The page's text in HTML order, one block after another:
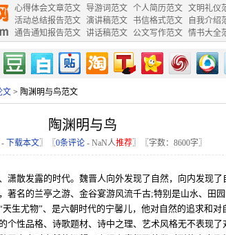
心得体会文章范文 导游词范文 个人简历范文 文明礼仪
活动总结报告范文 演讲稿范文 书信格式范文 自我介绍
通告通知报告范文 讲话稿范文 公文写作范文 情书大全
文 > 陶渊明与鸟范文
陶渊明与鸟
- 下载本文〗〖0条评论 - NaN人推荐〗〖字数：8600字〗
潇散发露的时代。魏晋人向外发现了自然，向内发现了
著名的兰亭之游、金谷宴游风流千古;特别是山水、田
生尤物”、是六朝时代的宁馨儿，他对自然的追求和对
个性品格、诗歌题材、诗中之理、艺术风格无不表现了